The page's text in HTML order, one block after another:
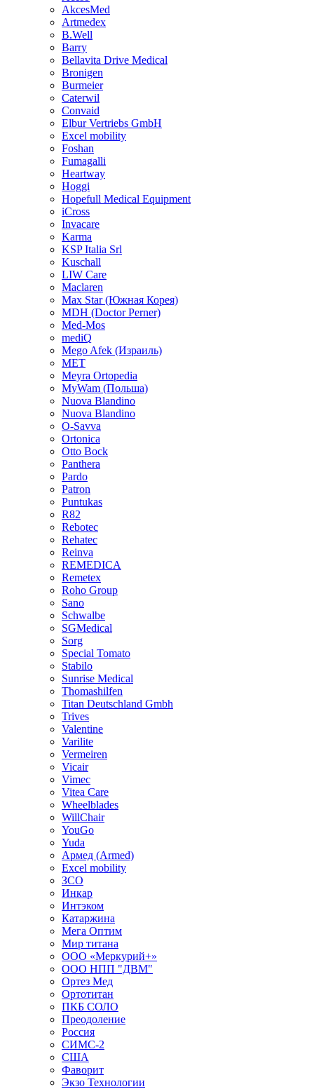
AkcesMed
Artmedex
B.Well
Barry
Bellavita Drive Medical
Bronigen
Burmeier
Caterwil
Convaid
Elbur Vertriebs GmbH
Excel mobility
Foshan
Fumagalli
Heartway
Hoggi
Hopefull Medical Equipment
iCross
Invacare
Karma
KSP Italia Srl
Kuschall
LIW Care
Maclaren
Max Star (Южная Корея)
MDH (Doctor Perner)
Med-Mos
mediQ
Mego Afek (Израиль)
MET
Meyra Ortopedia
MyWam (Польша)
Nuova Blandino
Nuova Blandino
O-Savva
Ortonica
Otto Bock
Panthera
Pardo
Patron
Puntukas
R82
Rebotec
Rehatec
Reinva
REMEDICA
Remetex
Roho Group
Sano
Schwalbe
SGMedical
Sorg
Special Tomato
Stabilo
Sunrise Medical
Thomashilfen
Titan Deutschland Gmbh
Trives
Valentine
Varilite
Vermeiren
Vicair
Vimec
Vitea Care
Wheelblades
WillChair
YouGo
Yuda
Армед (Armed)
Еxcel mobility
ЗСО
Инкар
Интэком
Катаржина
Мега Оптим
Мир титана
ООО «Меркурий+»
ООО НПП "ДВМ"
Ортез Мед
Ортотитан
ПКБ СОЛО
Преодоление
Россия
СИМС-2
США
Фаворит
Экзо Технологии